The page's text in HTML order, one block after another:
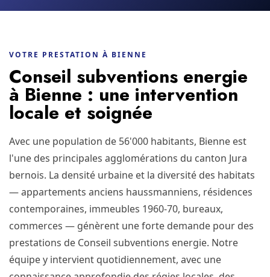
VOTRE PRESTATION À BIENNE
Conseil subventions energie
à Bienne : une intervention
locale et soignée
Avec une population de 56'000 habitants, Bienne est
l'une des principales agglomérations du canton Jura
bernois. La densité urbaine et la diversité des habitats
— appartements anciens haussmanniens, résidences
contemporaines, immeubles 1960-70, bureaux,
commerces — génèrent une forte demande pour des
prestations de Conseil subventions energie. Notre
équipe y intervient quotidiennement, avec une